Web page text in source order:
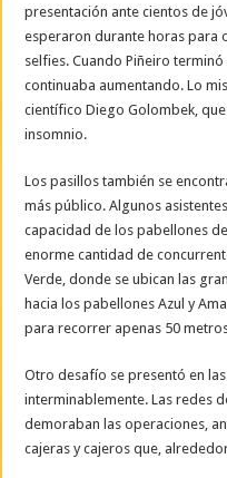
presentación ante cientos de
esperaron durante horas para
selfies. Cuando Piñeiro
continuaba aumentando. Lo
científico Diego Golombek,
insomnio.
Los pasillos también se
más público. Algunos
capacidad de los pabellones
enorme cantidad de
Verde, donde se ubican las
hacia los pabellones Azul y
para recorrer apenas 50
Otro desafío se presentó en
interminablemente. Las redes
demoraban las operaciones,
cajeras y cajeros que,